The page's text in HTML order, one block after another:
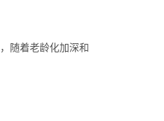
，随着老龄化加深和